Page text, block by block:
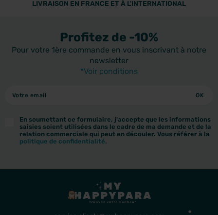
LIVRAISON EN FRANCE ET À L'INTERNATIONAL
Profitez de -10%
Pour votre 1ère commande en vous inscrivant à notre
newsletter
*Voir conditions
En soumettant ce formulaire, j'accepte que les informations
saisies soient utilisées dans le cadre de ma demande et de la
relation commerciale qui peut en découler. Vous référer à la
politique de confidentialité.